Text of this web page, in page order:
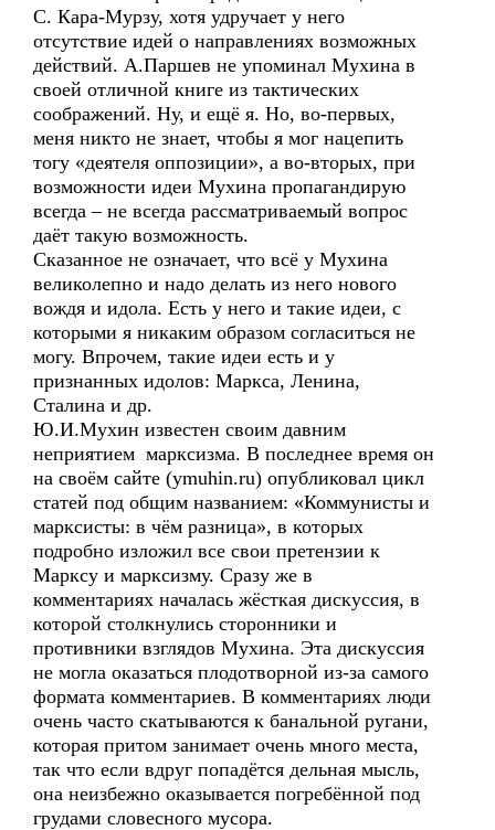
С. Кара-Мурзу, хотя удручает у него
отсутствие идей о направлениях возможных
действий. А.Паршев не упоминал Мухина в
своей отличной книге из тактических
соображений. Ну, и ещё я. Но, во-первых,
меня никто не знает, чтобы я мог нацепить
тогу «деятеля оппозиции», а во-вторых, при
возможности идеи Мухина пропагандирую
всегда – не всегда рассматриваемый вопрос
даёт такую возможность.
Сказанное не означает, что всё у Мухина
великолепно и надо делать из него нового
вождя и идола. Есть у него и такие идеи, с
которыми я никаким образом согласиться не
могу. Впрочем, такие идеи есть и у
признанных идолов: Маркса, Ленина,
Сталина и др.
Ю.И.Мухин известен своим давним
неприятием марксизма. В последнее время он
на своём сайте (ymuhin.ru) опубликовал цикл
статей под общим названием: «Коммунисты и
марксисты: в чём разница», в которых
подробно изложил все свои претензии к
Марксу и марксизму. Сразу же в
комментариях началась жёсткая дискуссия, в
которой столкнулись сторонники и
противники взглядов Мухина. Эта дискуссия
не могла оказаться плодотворной из-за самого
формата комментариев. В комментариях люди
очень часто скатываются к банальной ругани,
которая притом занимает очень много места,
так что если вдруг попадётся дельная мысль,
она неизбежно оказывается погребённой под
грудами словесного мусора.